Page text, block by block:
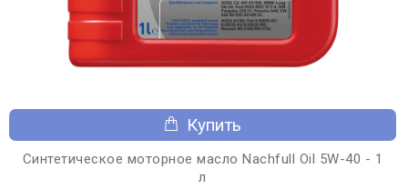
Купить
Синтетическое моторное масло Nachfull Oil 5W-40 - 1
л